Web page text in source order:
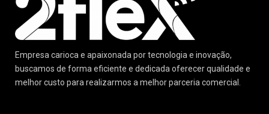
Empresa carioca e apaixonada por tecnologia e inovação,
buscamos de forma eficiente e dedicada oferecer qualidade e
melhor custo para realizarmos a melhor parceria comercial.